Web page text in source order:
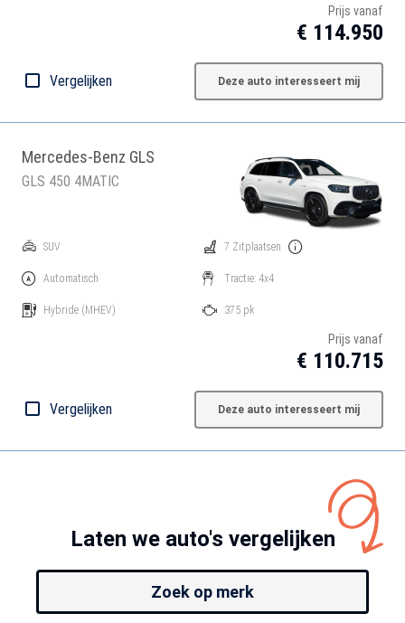
Prijs vanaf
€ 114.950
Vergelijken Deze auto interesseert mij
Mercedes-Benz GLS
GLS 450 4MATIC
SUV
Automatisch
Hybride (MHEV)
7 Zitplaatsen
Tractie: 4x4
375 pk
Prijs vanaf
€ 110.715
Vergelijken Deze auto interesseert mij
Laten we auto's vergelijken
Zoek op merk